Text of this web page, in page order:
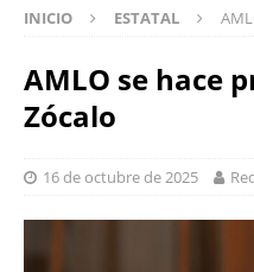
INICIO ESTATAL
AMLO se hace
Zócalo
16 de octubre de 2025